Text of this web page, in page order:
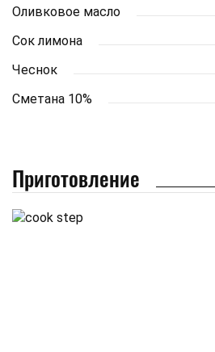
Оливковое масло
Сок лимона
Чеснок
Сметана 10%
Приготовление